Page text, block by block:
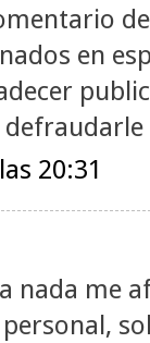
en
20:31
nada me